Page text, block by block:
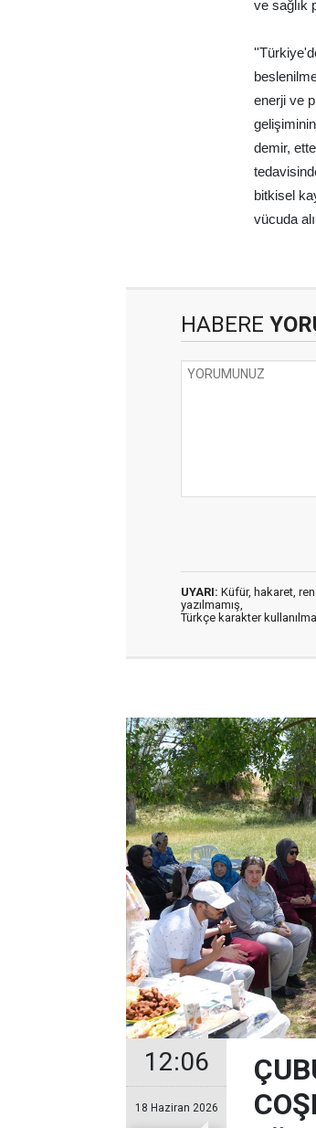
ve sağlık
enerji ve
demir,
bitkisel
vücuda
HABERE
UYARI: Küfür, hakaret,
yazılmamış,
Türkçe karakter
12:06
18 Haziran 2026